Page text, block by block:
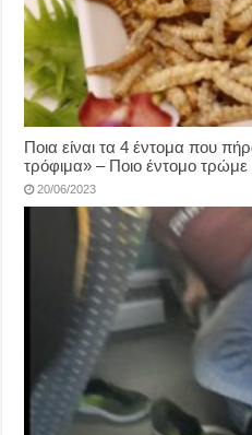
Ποια είναι τα 4 έντομα που
τρόφιμα» – Ποιο έντομο τρώμε
20/06/2023